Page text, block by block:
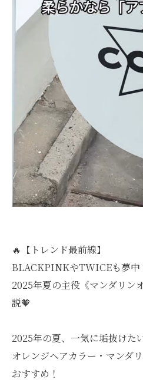
🔥【トレンド最前線】
BLACKPINKやTWICEも夢中
2025年夏の主役《マンダリン
説🧡
2025年の夏、一気に垢抜けた
オレンジヘアカラー・マンダ
おすすめ！